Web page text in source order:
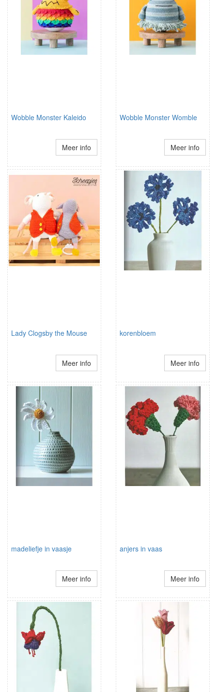
Wobble Monster Kaleido
Meer info
Wobble Monster Womble
Meer info
Lady Clogsby the Mouse
Meer info
korenbloem
Meer info
madeliefje in vaasje
Meer info
anjers in vaas
Meer info